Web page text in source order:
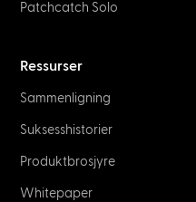
Patchcatch Solo
Ressurser
Sammenligning
Suksesshistorier
Produktbrosjyre
Whitepaper